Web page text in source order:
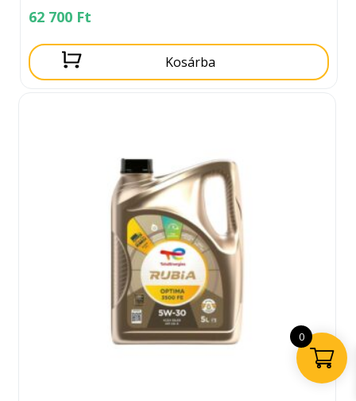
62 700 Ft
Kosárba
0